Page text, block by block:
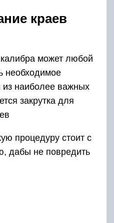
краев
может любой
необходимое
наиболее важных
закрутка для
процедуру стоит с
дабы не повредить